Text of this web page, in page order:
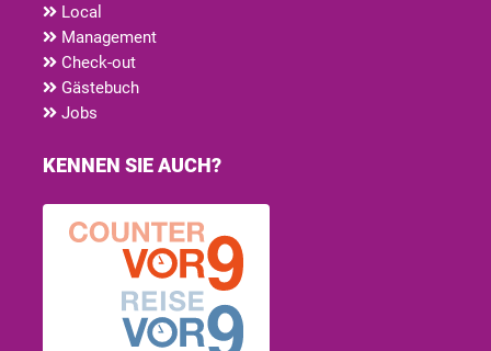
Local
Management
Check-out
Gästebuch
Jobs
KENNEN SIE AUCH?